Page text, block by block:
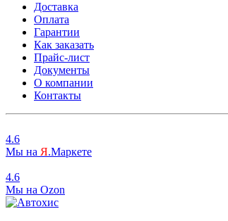
Доставка
Оплата
Гарантии
Как заказать
Прайс-лист
Документы
О компании
Контакты
4.6
Мы на Я.Маркете
4.6
Мы на Ozon